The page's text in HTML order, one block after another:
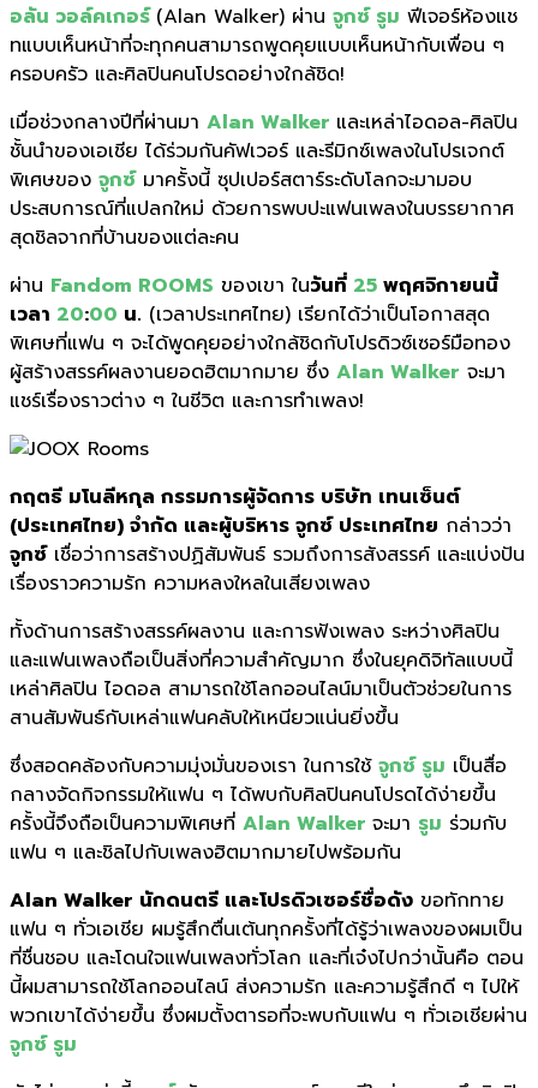
อลัน วอล์คเกอร์ (Alan Walker) ผ่าน จูกซ์ รูม ฟีเจอร์ห้องแช
ทแบบเห็นหน้าที่จะทุกคนสามารถพูดคุยแบบเห็นหน้ากับเพื่อน ๆ
ครอบครัว และศิลปินคนโปรดอย่างใกล้ชิด!
เมื่อช่วงกลางปีที่ผ่านมา Alan Walker และเหล่าไอดอล-ศิลปิน
ชั้นนำของเอเชีย ได้ร่วมกันคัฟเวอร์ และรีมิกซ์เพลงในโปรเจกต์
พิเศษของ จูกซ์มาครั้งนี้ ซุปเปอร์สตาร์ระดับโลกจะมามอบ
ประสบการณ์ที่แปลกใหม่ ด้วยการพบปะแฟนเพลงในบรรยากาศ
สุดชิลจากที่บ้านของแต่ละคน
ผ่าน Fandom ROOMS ของเขา ในวันที่ 25 พฤศจิกายนนี้
เวลา 20:00 น. (เวลาประเทศไทย) เรียกได้ว่าเป็นโอกาสสุด
พิเศษที่แฟน ๆ จะได้พูดคุยอย่างใกล้ชิดกับโปรดิวซ์เซอร์มือทอง
ผู้สร้างสรรค์ผลงานยอดฮิตมากมาย ซึ่ง Alan Walker จะมา
แชร์เรื่องราวต่าง ๆ ในชีวิต และการทำเพลง!
กฤตธี มโนลีหกุล กรรมการผู้จัดการ บริษัท เทนเซ็นต์
(ประเทศไทย) จำกัด และผู้บริหาร จูกซ์ประเทศไทย กล่าวว่า
จูกซ์เชื่อว่าการสร้างปฏิสัมพันธ์ รวมถึงการสังสรรค์ และแบ่งปัน
เรื่องราวความรัก ความหลงใหลในเสียงเพลง
ทั้งด้านการสร้างสรรค์ผลงาน และการฟังเพลง ระหว่างศิลปิน
และแฟนเพลงถือเป็นสิ่งที่ความสำคัญมาก ซึ่งในยุคดิจิทัลแบบนี้
เหล่าศิลปิน ไอดอล สามารถใช้โลกออนไลน์มาเป็นตัวช่วยในการ
สานสัมพันธ์กับเหล่าแฟนคลับให้เหนียวแน่นยิ่งขึ้น
ซึ่งสอดคล้องกับความมุ่งมั่นของเรา ในการใช้ จูกซ์ รูม เป็นสื่อ
กลางจัดกิจกรรมให้แฟน ๆ ได้พบกับศิลปินคนโปรดได้ง่ายขึ้น
ครั้งนี้จึงถือเป็นความพิเศษที่ Alan Walker จะมา รูม ร่วมกับ
แฟน ๆ และชิลไปกับเพลงฮิตมากมายไปพร้อมกัน
Alan Walker นักดนตรี และโปรดิวเซอร์ชื่อดัง ขอทักทาย
แฟน ๆ ทั่วเอเชีย ผมรู้สึกตื่นเต้นทุกครั้งที่ได้รู้ว่าเพลงของผมเป็น
ที่ชื่นชอบ และโดนใจแฟนเพลงทั่วโลก และที่เจ๋งไปกว่านั้นคือ ตอน
นี้ผมสามารถใช้โลกออนไลน์ ส่งความรัก และความรู้สึกดี ๆ ไปให้
พวกเขาได้ง่ายขึ้น ซึ่งผมตั้งตารอที่จะพบกับแฟน ๆ ทั่วเอเชียผ่าน
จูกซ์ รูม